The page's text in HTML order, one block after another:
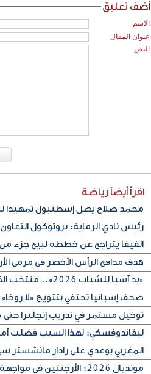
أضف تعليق
الاسم
عنوان المقال
النص
اقرأ أيضاًرياضة
محمد صلاح يصل إسطنبول تمهيدا
رئيس نادي الرماية: بروتوكول
الفيفا يتراجع عن خططه لبيع جزء
هدف مدافع الرأس الأخضر في مرمى
«يد آسيا للشباب 2026».. منتخب الكويت يتغلب على الصين تايبيه «30-29» ويحرز المركز الخامس
صحف إسبانيا تحتفي بتتويج «لا روخا»
توخيل مستمر في تدريب إنجلترا حتى «يورو
ليفاندوفسكي: لهذا السبب فضلت
المغربي بوعدي على رادار مانشستر
مونديال 2026: الأرجنتين في مواجهة صعبة أمام إنجلترا لبلوغ النهائي